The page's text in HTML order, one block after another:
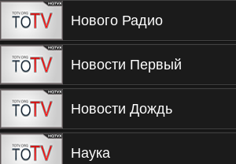
Нового Радио
Новости Первый
Новости Дождь
Наука